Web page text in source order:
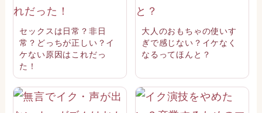
セックスは日常？非日
常？どっちが正しい？イ
ケない原因はこれだっ
た！
大人のおもちゃの使いす
ぎで感じない？イケなく
なるってほんと？